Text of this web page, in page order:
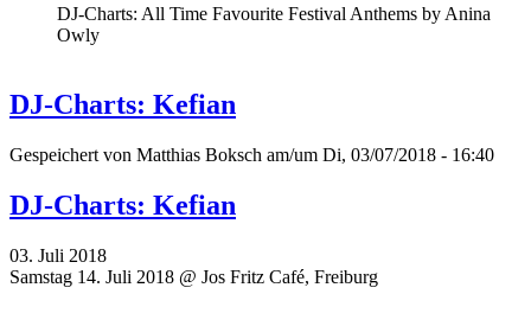
DJ-Charts: All Time Favourite Festival Anthems by Anina
Owly
DJ-Charts: Kefian
Gespeichert von Matthias Boksch am/um Di, 03/07/2018 - 16:40
DJ-Charts: Kefian
03. Juli 2018
Samstag 14. Juli 2018 @ Jos Fritz Café, Freiburg